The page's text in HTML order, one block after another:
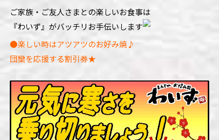
ご家族・ご友人さまとの楽しいお食事は
『わいず』がバッチリお手伝いします
●楽しい時はアツアツのお好み焼♪
団欒を応援する割引券★